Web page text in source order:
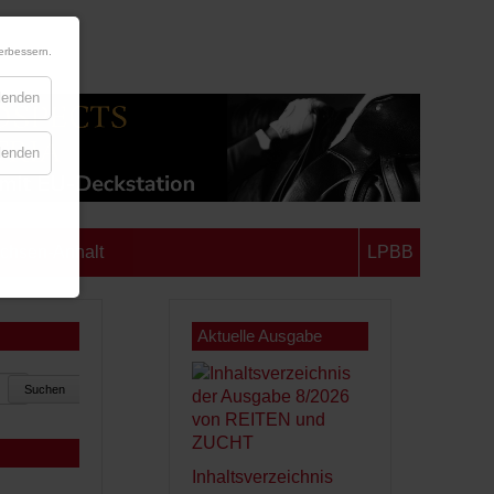
Anhalt LPBB
Suchen
Aktuelle Ausgabe
Inhaltsverzeichnis